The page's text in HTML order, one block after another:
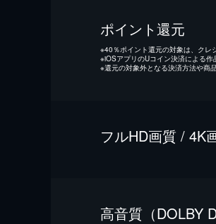
ポイント還元
※40％ポイント還元の対象は、クレ
※iOSアプリのUコイン決済による作
※還元の対象外となる決済方法や商
フルHD画質 / 4K
⾼⾳質（DOLBY